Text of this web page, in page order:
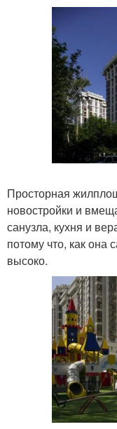
Просторная
новостройки и
санузла, кухня и
потому что, как она
высоко.